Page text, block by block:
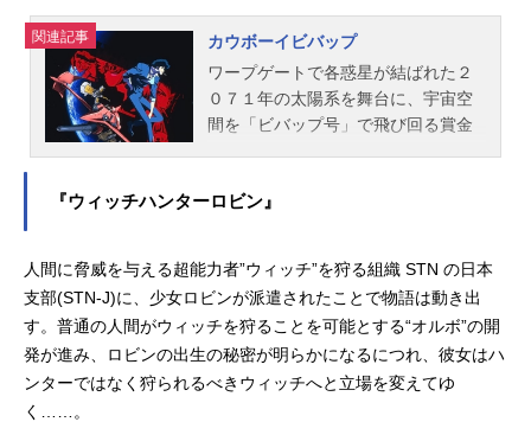
関連記事
カウボーイビバップ
ワープゲートで各惑星が結ばれた２
０７１年の太陽系を舞台に、宇宙空
間を「ビバップ号」で飛び回る賞金
借金を背負っている謎の女フェイ、
アインが加わって４人と１匹が奇妙
な共同生活を送ることになる。作品
名カウボーイビバップ放送形態TVア
ニメスケジュール1998年4月3日
（金）～1998年6月26日（金）テレ
『ウィッチハンターロビン』
人間に脅威を与える超能力者”ウィッチ”を狩る組織 STN の日本
支部(STN-J)に、少女ロビンが派遣されたことで物語は動き出
す。普通の人間がウィッチを狩ることを可能とする“オルボ”の開
発が進み、ロビンの出生の秘密が明らかになるにつれ、彼女はハ
ンターではなく狩られるべきウィッチへと立場を変えてゆ
く……。